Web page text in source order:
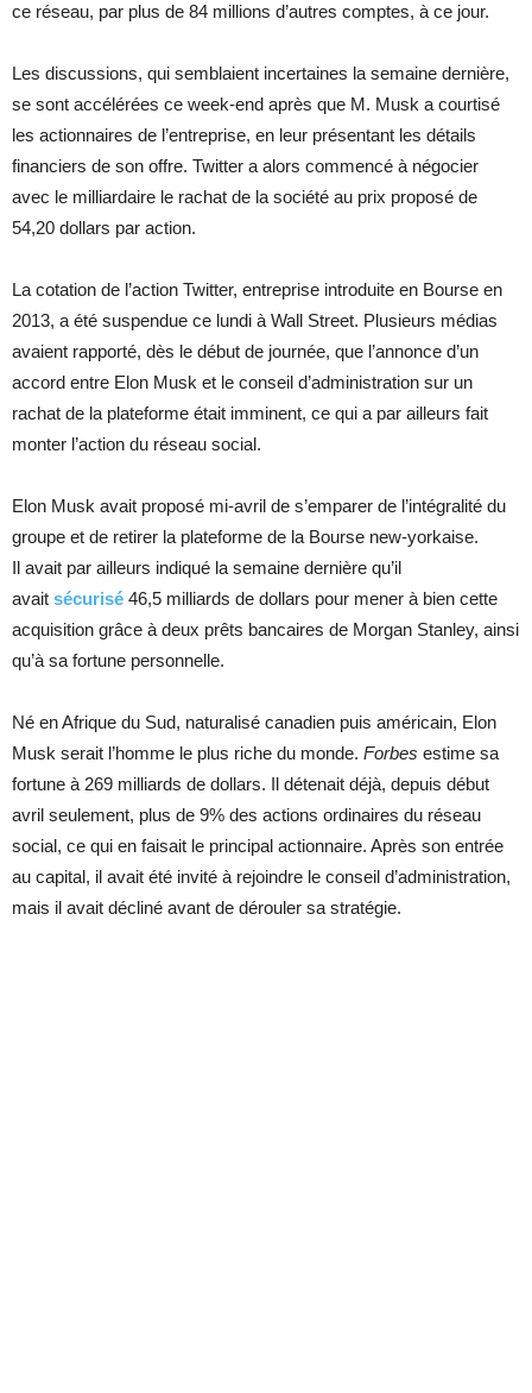
ce réseau, par plus de 84 millions d’autres comptes, à ce jour.
Les discussions, qui semblaient incertaines la semaine dernière,
se sont accélérées ce week-end après que M. Musk a courtisé
les actionnaires de l’entreprise, en leur présentant les détails
financiers de son offre. Twitter a alors commencé à négocier
avec le milliardaire le rachat de la société au prix proposé de
54,20 dollars par action.
La cotation de l’action Twitter, entreprise introduite en Bourse en
2013, a été suspendue ce lundi à Wall Street. Plusieurs médias
avaient rapporté, dès le début de journée, que l’annonce d’un
accord entre Elon Musk et le conseil d’administration sur un
rachat de la plateforme était imminent, ce qui a par ailleurs fait
monter l’action du réseau social.
Elon Musk avait proposé mi-avril de s’emparer de l’intégralité du
groupe et de retirer la plateforme de la Bourse new-yorkaise.
Il avait par ailleurs indiqué la semaine dernière qu’il
avait sécurisé 46,5 milliards de dollars pour mener à bien cette
acquisition grâce à deux prêts bancaires de Morgan Stanley, ainsi
qu’à sa fortune personnelle.
Né en Afrique du Sud, naturalisé canadien puis américain, Elon
Musk serait l’homme le plus riche du monde. Forbes estime sa
fortune à 269 milliards de dollars. Il détenait déjà, depuis début
avril seulement, plus de 9% des actions ordinaires du réseau
social, ce qui en faisait le principal actionnaire. Après son entrée
au capital, il avait été invité à rejoindre le conseil d’administration,
mais il avait décliné avant de dérouler sa stratégie.